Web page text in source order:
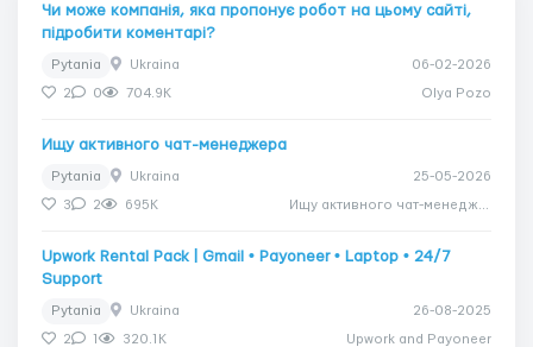
Чи може компанія, яка пропонує робот на цьому сайті,
підробити коментарі?
Pytania Ukraina 06-02-2026
2 0 704.9K Olya Pozo
Ищу активного чат-менеджера
Pytania Ukraina 25-05-2026
3 2 695K
Upwork Rental Pack | Gmail • Payoneer • Laptop • 24/7
Support
Pytania Ukraina 26-08-2025
2 1 320.1K Upwork and Payoneer